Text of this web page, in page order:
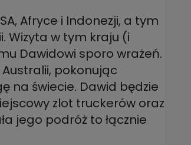
Afryce i Indonezji, a tym
Wizyta w tym kraju (i
Dawidowi sporo wrażeń.
pokonując
na świecie. Dawid będzie
zlot truckerów oraz
jego podróż to łącznie